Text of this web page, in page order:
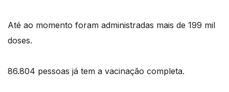
Até ao momento foram administradas mais de 199 mil
doses.
86.804 pessoas já tem a vacinação completa.